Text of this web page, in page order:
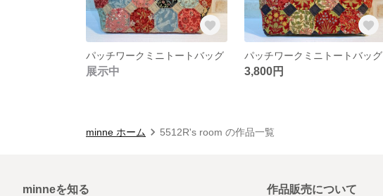
パッチワークミニトートバッグ
展示中
パッチワークミニトートバッグ
3,800円
minne ホーム 5512R's room の作品一覧
minneを知る 作品販売について